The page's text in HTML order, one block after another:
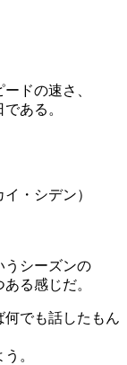
ドの速さ、
ある。
・シデン）
うシーズンの
る感じだ。
でも話したもん
。